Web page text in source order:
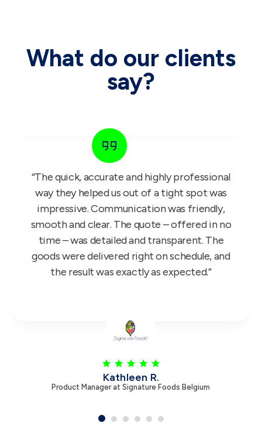
What do our clients
say?
“The GIFT FOR KIDS project is a bullseye
success. Our reps have been working with it
since Monday and we have received nothing
but glowing feedback, so once again thank
you.”